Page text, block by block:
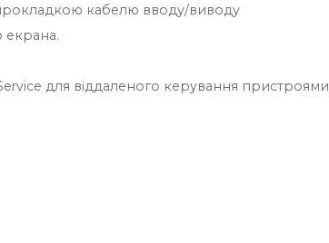
кабелю вводу/виводу
екрана.
для віддаленого керування пристроями